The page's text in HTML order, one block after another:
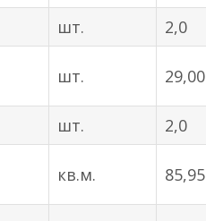
шт. 2,0
шт. 29,00
шт. 2,0
кв.м. 85,95